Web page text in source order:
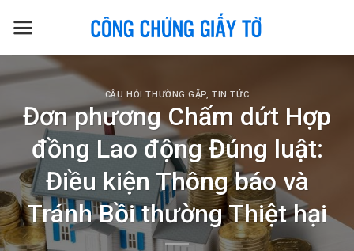
CÂU HỎI THƯỜNG GẶP,TIN TỨC
Đơn phương Chấm dứt Hợp
đồng Lao động Đúng luật:
Điều kiện Thông báo và
Tránh Bồi thường Thiệt hại